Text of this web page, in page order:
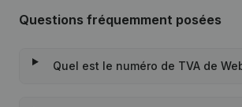
Questions fréquemment posées
Quel est le numéro de TVA de